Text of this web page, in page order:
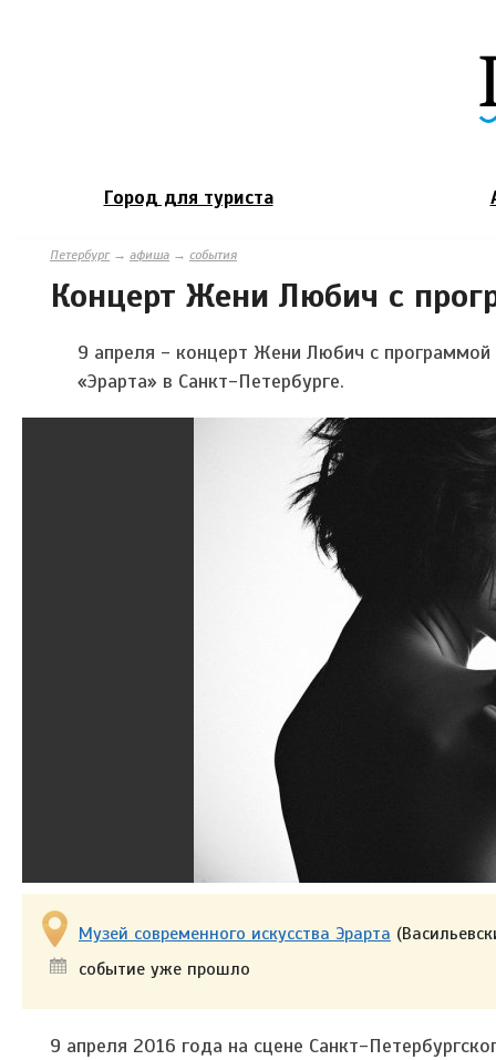
Город для туриста
Петербург→ афиша → события
Концерт Жени Любич с
9 апреля - концерт Жени Любич с программой
«Эрарта» в Санкт-Петербурге.
Музей современного искусства Эрарта
событие уже прошло
9 апреля 2016 года на сцене Санкт-